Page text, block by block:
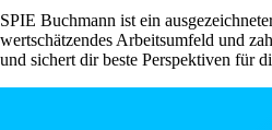
SPIE Buchmann ist ein
wertschätzendes Arbeitsumfeld und
und sichert dir beste Perspektiven für